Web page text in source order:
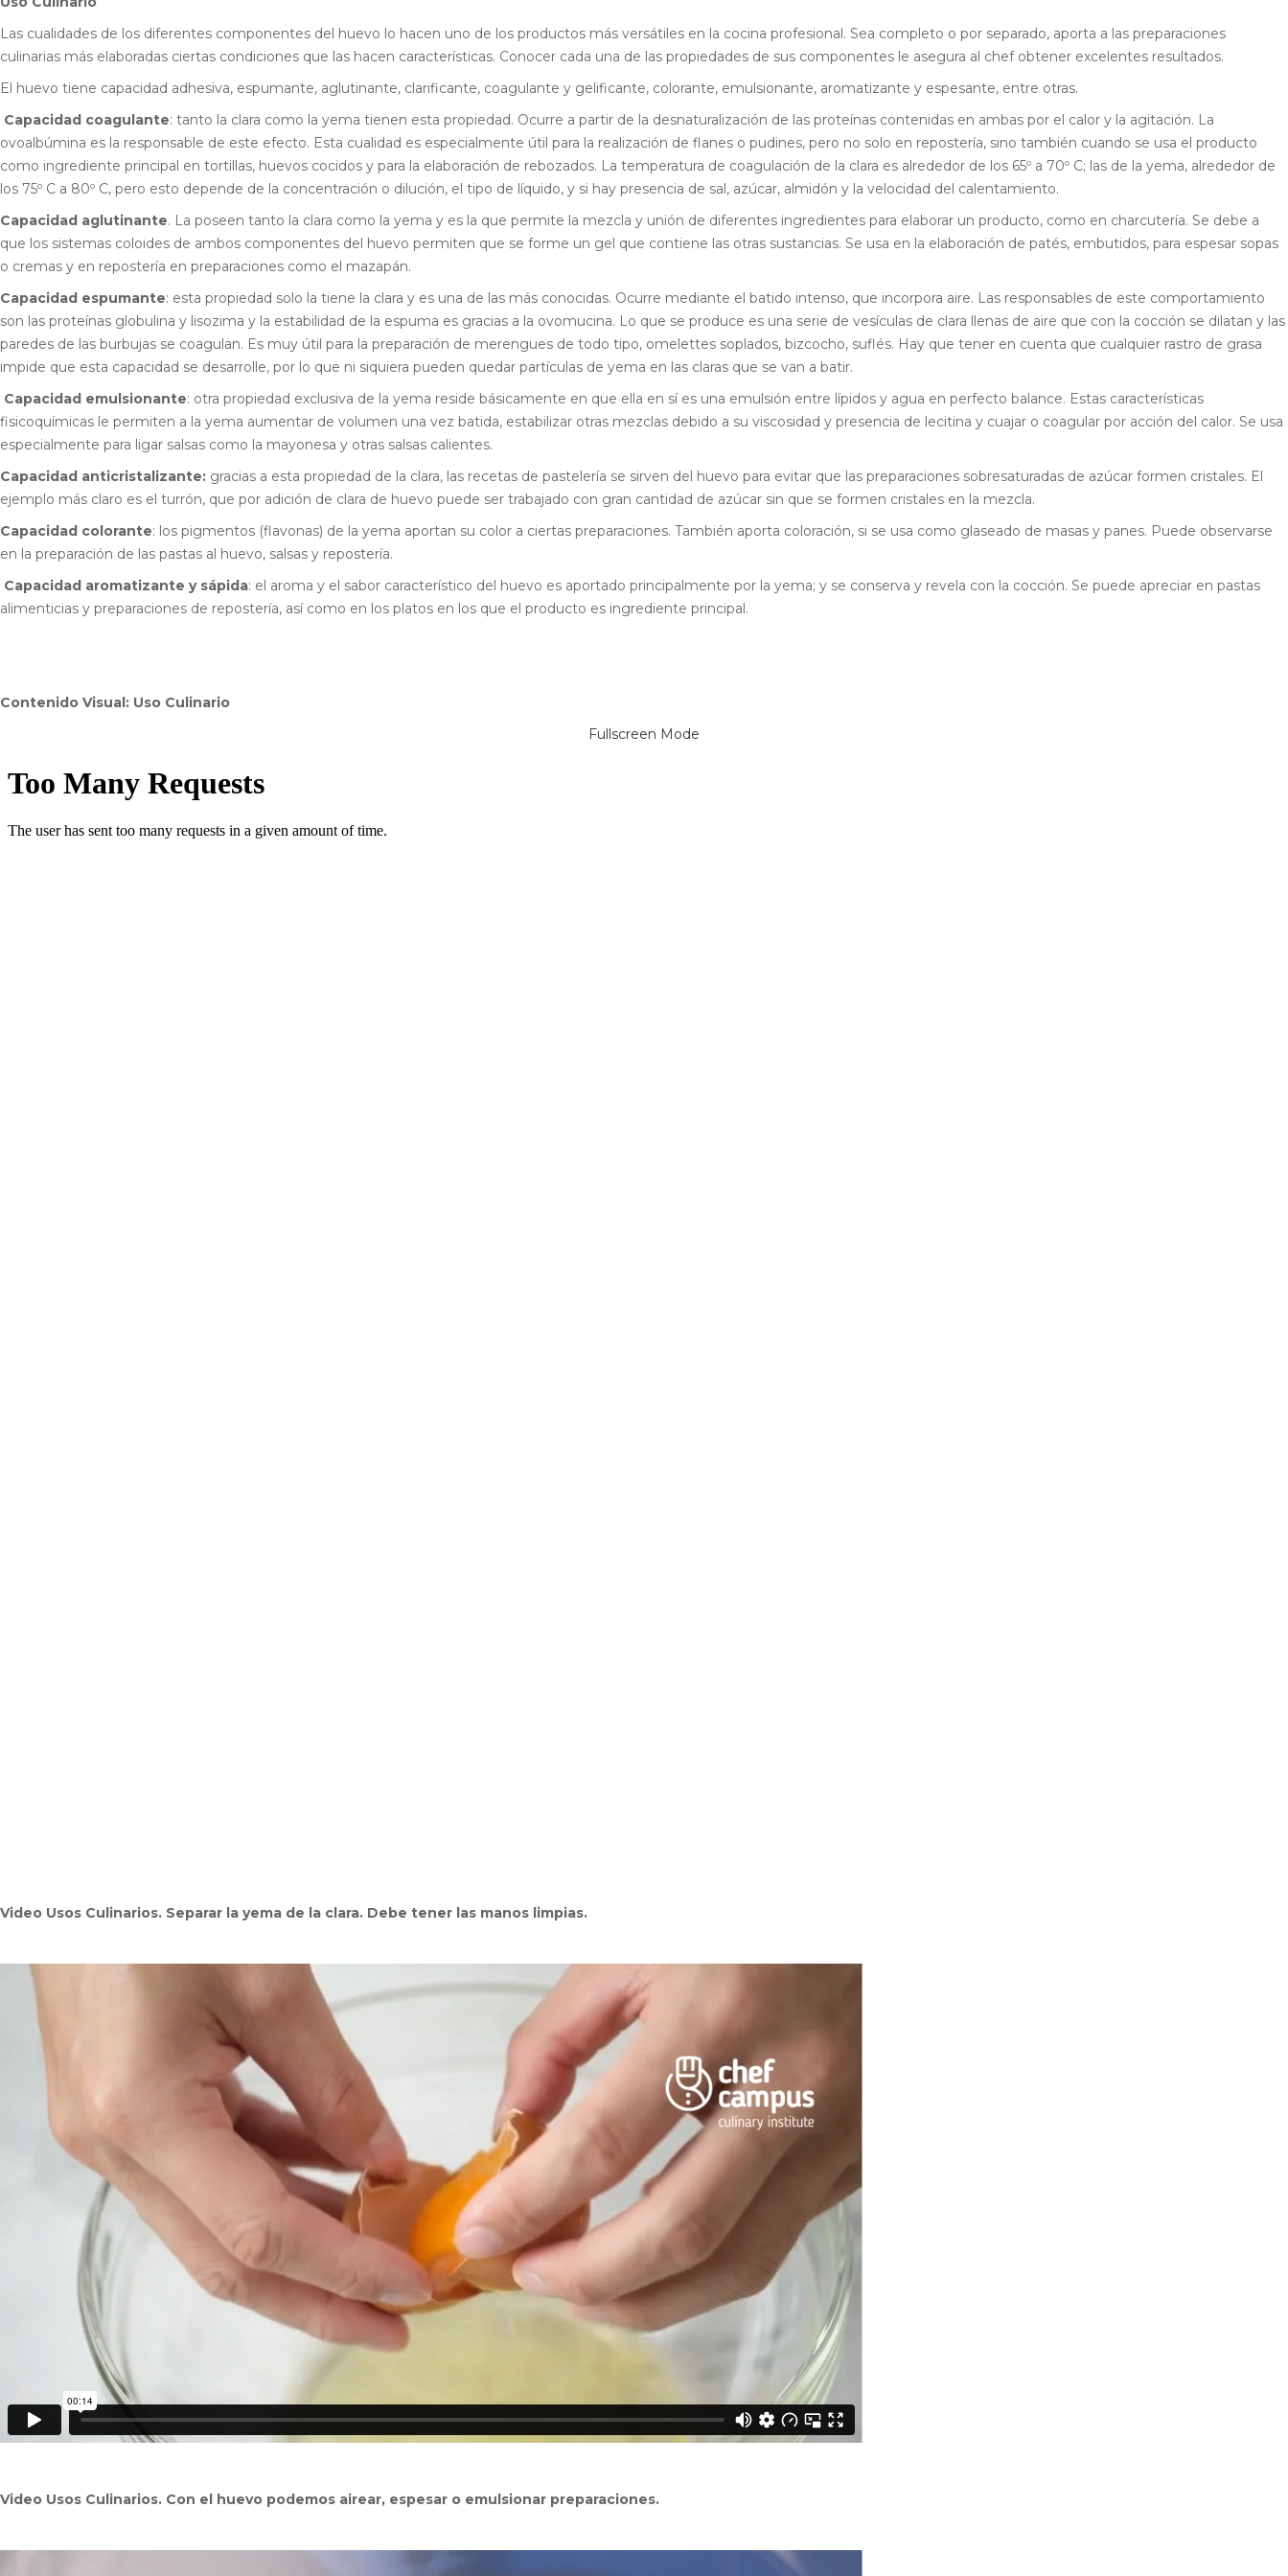
Las cualidades de los diferentes componentes del huevo lo hacen uno de los productos más versátiles en la cocina profesional. Sea completo o por separado, aporta a las preparaciones
culinarias más elaboradas ciertas condiciones que las hacen características. Conocer cada una de las propiedades de sus componentes le asegura al chef obtener excelentes resultados.
El huevo tiene capacidad adhesiva, espumante, aglutinante, clarificante, coagulante y gelificante, colorante, emulsionante, aromatizante y espesante, entre otras.
Capacidad coagulante: tanto la clara como la yema tienen esta propiedad. Ocurre a partir de la desnaturalización de las proteínas contenidas en ambas por el calor y la agitación. La
ovoalbúmina es la responsable de este efecto. Esta cualidad es especialmente útil para la realización de flanes o pudines, pero no solo en repostería, sino también cuando se usa el producto
como ingrediente principal en tortillas, huevos cocidos y para la elaboración de rebozados. La temperatura de coagulación de la clara es alrededor de los 65º a 70º C; las de la yema, alrededor de
los 75º C a 80º C, pero esto depende de la concentración o dilución, el tipo de líquido, y si hay presencia de sal, azúcar, almidón y la velocidad del calentamiento.
Capacidad aglutinante. La poseen tanto la clara como la yema y es la que permite la mezcla y unión de diferentes ingredientes para elaborar un producto, como en charcutería. Se debe a
que los sistemas coloides de ambos componentes del huevo permiten que se forme un gel que contiene las otras sustancias. Se usa en la elaboración de patés, embutidos, para espesar sopas
o cremas y en repostería en preparaciones como el mazapán.
Capacidad espumante: esta propiedad solo la tiene la clara y es una de las más conocidas. Ocurre mediante el batido intenso, que incorpora aire. Las responsables de este comportamiento
son las proteínas globulina y lisozima y la estabilidad de la espuma es gracias a la ovomucina. Lo que se produce es una serie de vesículas de clara llenas de aire que con la cocción se dilatan y las
paredes de las burbujas se coagulan. Es muy útil para la preparación de merengues de todo tipo, omelettes soplados, bizcocho, suflés. Hay que tener en cuenta que cualquier rastro de grasa
impide que esta capacidad se desarrolle, por lo que ni siquiera pueden quedar partículas de yema en las claras que se van a batir.
Capacidad emulsionante: otra propiedad exclusiva de la yema reside básicamente en que ella en sí es una emulsión entre lípidos y agua en perfecto balance. Estas características
fisicoquímicas le permiten a la yema aumentar de volumen una vez batida, estabilizar otras mezclas debido a su viscosidad y presencia de lecitina y cuajar o coagular por acción del calor. Se usa
especialmente para ligar salsas como la mayonesa y otras salsas calientes.
Capacidad anticristalizante: gracias a esta propiedad de la clara, las recetas de pastelería se sirven del huevo para evitar que las preparaciones sobresaturadas de azúcar formen cristales. El
ejemplo más claro es el turrón, que por adición de clara de huevo puede ser trabajado con gran cantidad de azúcar sin que se formen cristales en la mezcla.
Capacidad colorante: los pigmentos (flavonas) de la yema aportan su color a ciertas preparaciones. También aporta coloración, si se usa como glaseado de masas y panes. Puede observarse
en la preparación de las pastas al huevo, salsas y repostería.
Capacidad aromatizante y sápida: el aroma y el sabor característico del huevo es aportado principalmente por la yema; y se conserva y revela con la cocción. Se puede apreciar en pastas
alimenticias y preparaciones de repostería, así como en los platos en los que el producto es ingrediente principal.
Contenido Visual: Uso Culinario
Fullscreen Mode
Video Usos Culinarios. Separar la yema de la clara. Debe tener las manos limpias.
Video Usos Culinarios. Con el huevo podemos airear, espesar o emulsionar preparaciones.